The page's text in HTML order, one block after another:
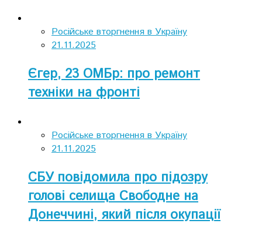
Російське вторгнення в Україну
21.11.2025
Єгер, 23 ОМБр: про ремонт
техніки на фронті
Російське вторгнення в Україну
21.11.2025
СБУ повідомила про підозру
голові селища Свободне на
Донеччині, який після окупації